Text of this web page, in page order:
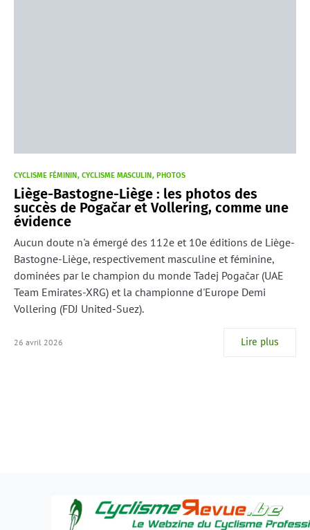
CYCLISME FÉMININ CYCLISME MASCULIN PHOTOS
Liège-Bastogne-Liège : les photos des
succès de Pogačar et Vollering, comme une
évidence
Aucun doute n'a émergé des 112e et 10e éditions de Liège-
Bastogne-Liège, respectivement masculine et féminine,
dominées par le champion du monde Tadej Pogačar (UAE
Team Emirates-XRG) et la championne d'Europe Demi
Vollering (FDJ United-Suez).
26 avril 2026 Lire plus